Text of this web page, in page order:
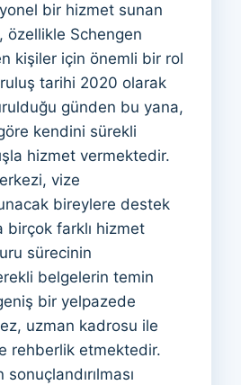
bir hizmet sunan
özellikle Schengen
kişiler için önemli bir rol
tarihi 2020 olarak
günden bu yana,
kendini sürekli
hizmet vermektedir.
vize
bireylere destek
birçok farklı hizmet
sürecinin
belgelerin temin
bir yelpazede
uzman kadrosu ile
rehberlik etmektedir.